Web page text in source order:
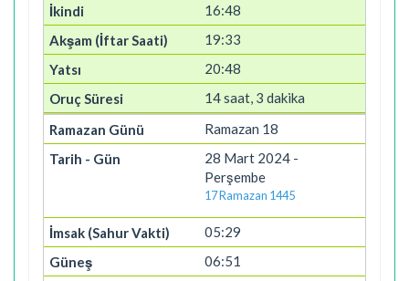
16:48
19:33
20:48
14 saat, 3 dakika
Ramazan 18
28 Mart 2024 -
Perşembe
17 Ramazan 1445
05:29
06:51